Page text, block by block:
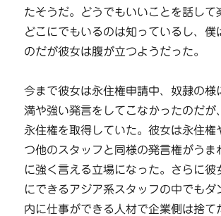
たそうだ。どうでもいいことを話して
どこにでもいるのは知っているし、僕
のだが彼女は腹が立つようだった。
今まで彼女は永住権申請中、奴隷の様
満や強い発言をしてこなかったのだが
永住権を取得していた。彼女は永住権
つ他のスタッフと同様の発言権がうま
に強く言える立場になった。さらに彼
にできるアジア系スタッフの中でもダ
内に仕事ができる人材で企業側は捨て